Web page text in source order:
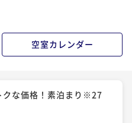
空室カレンダー
クな価格！素泊まり※27